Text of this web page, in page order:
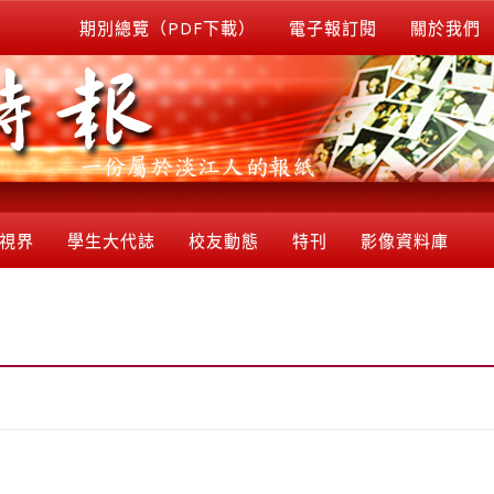
期別總覽（PDF下載） 電子報訂閱 關於我們
界 學生大代誌 校友動態 特刊 影像資料庫